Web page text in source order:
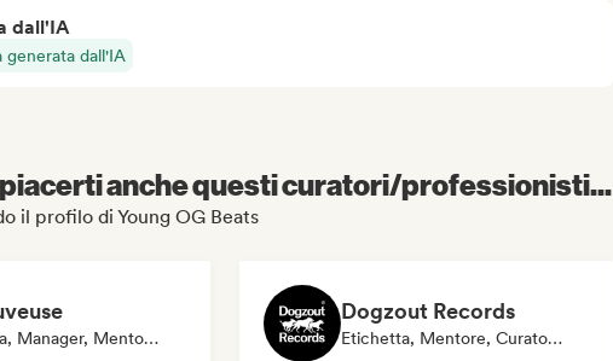
dall'IA
dall'IA
anche questi curatori/professionisti...
il profilo di Young OG Beats
Etichetta, Manager, Mentore, Editore
Dogzout Records
Etichetta, Mentore, Curatore Di Playlist, Stazione Radio